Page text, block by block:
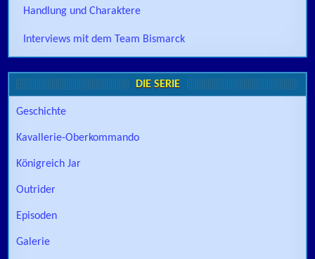
Handlung und Charaktere
Interviews mit dem Team Bismarck
DIE SERIE
Geschichte
Kavallerie-Oberkommando
Königreich Jar
Outrider
Episoden
Galerie